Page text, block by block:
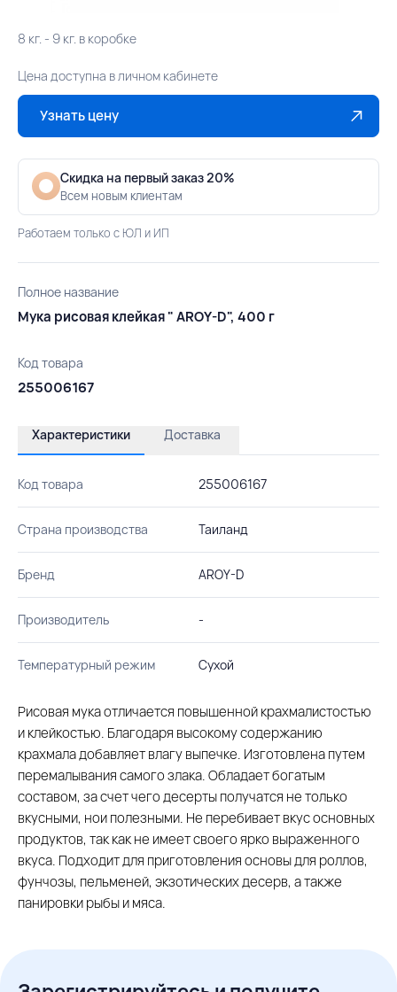
8 кг. - 9 кг. в коробке
Цена доступна в личном кабинете
Узнать цену
Скидка на первый заказ 20%
Всем новым клиентам
Работаем только с ЮЛ и ИП
Полное название
Мука рисовая клейкая " AROY-D", 400 г
Код товара
255006167
Характеристики Доставка
Код товара 255006167
Страна производства Таиланд
Бренд AROY-D
Производитель -
Температурный режим Сухой
Рисовая мука отличается повышенной крахмалистостью
и клейкостью. Благодаря высокому содержанию
крахмала добавляет влагу выпечке. Изготовлена путем
перемалывания самого злака. Обладает богатым
составом, за счет чего десерты получатся не только
вкусными, нои полезными. Не перебивает вкус основных
продуктов, так как не имеет своего ярко выраженного
вкуса. Подходит для приготовления основы для роллов,
фунчозы, пельменей, экзотических десерв, а также
панировки рыбы и мяса.